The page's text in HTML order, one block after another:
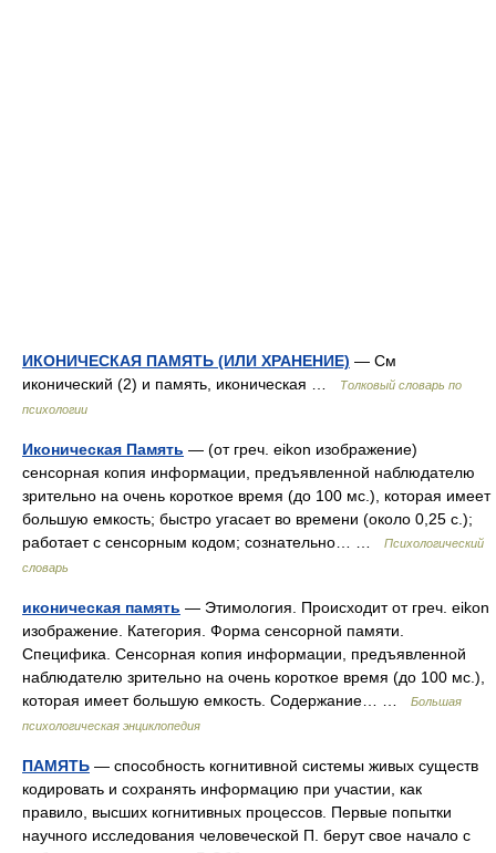
ИКОНИЧЕСКАЯ ПАМЯТЬ (ИЛИ ХРАНЕНИЕ) — См
иконический (2) и память, иконическая …
Толковый словарь по
психологии
Иконическая Память — (от греч. eikon изображение)
сенсорная копия информации, предъявленной наблюдателю
зрительно на очень короткое время (до 100 мс.), которая имеет
большую емкость; быстро угасает во времени (около 0,25 с.);
работает с сенсорным кодом; сознательно… …
Психологический
словарь
иконическая память — Этимология. Происходит от греч. eikon
изображение. Категория. Форма сенсорной памяти.
Специфика. Сенсорная копия информации, предъявленной
наблюдателю зрительно на очень короткое время (до 100 мс.),
которая имеет большую емкость. Содержание… …
Большая
психологическая энциклопедия
ПАМЯТЬ — способность когнитивной системы живых существ
кодировать и сохранять информацию при участии, как
правило, высших когнитивных процессов. Первые попытки
научного исследования человеческой П. берут свое начало с